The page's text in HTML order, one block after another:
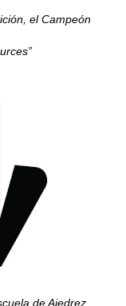
el Campeón
de Ajedrez